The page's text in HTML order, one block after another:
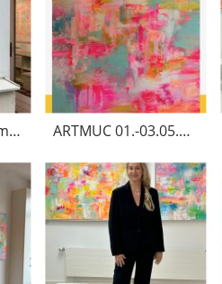
Atelier / Showroom Mai 2026 ARTMUC 01.-03.05.2026